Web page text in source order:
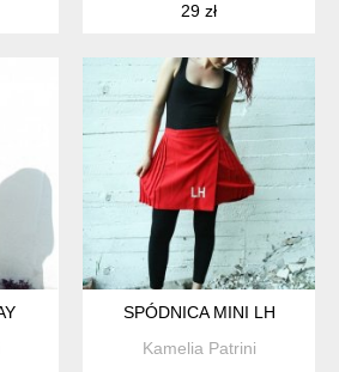
29 zł
SPÓDNICA MINI LH
Kamelia Patrini